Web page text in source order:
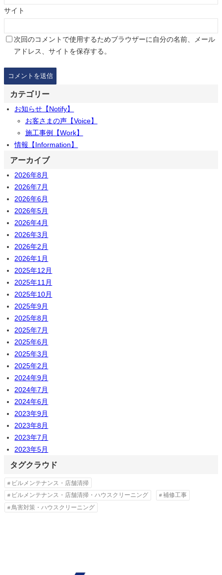
サイト
次回のコメントで使用するためブラウザーに自分の名前、メール
アドレス、サイトを保存する。
カテゴリー
お知らせ【Notify】
お客さまの声【Voice】
施工事例【Work】
情報【Information】
アーカイブ
2026年8月
2026年7月
2026年6月
2026年5月
2026年4月
2026年3月
2026年2月
2026年1月
2025年12月
2025年11月
2025年10月
2025年9月
2025年8月
2025年7月
2025年6月
2025年3月
2025年2月
2024年9月
2024年7月
2024年6月
2023年9月
2023年8月
2023年7月
2023年5月
タグクラウド
ビルメンテナンス・店舗清掃
ビルメンテナンス・店舗清掃・ハウスクリーニング
補修工事
鳥害対策・ハウスクリーニング